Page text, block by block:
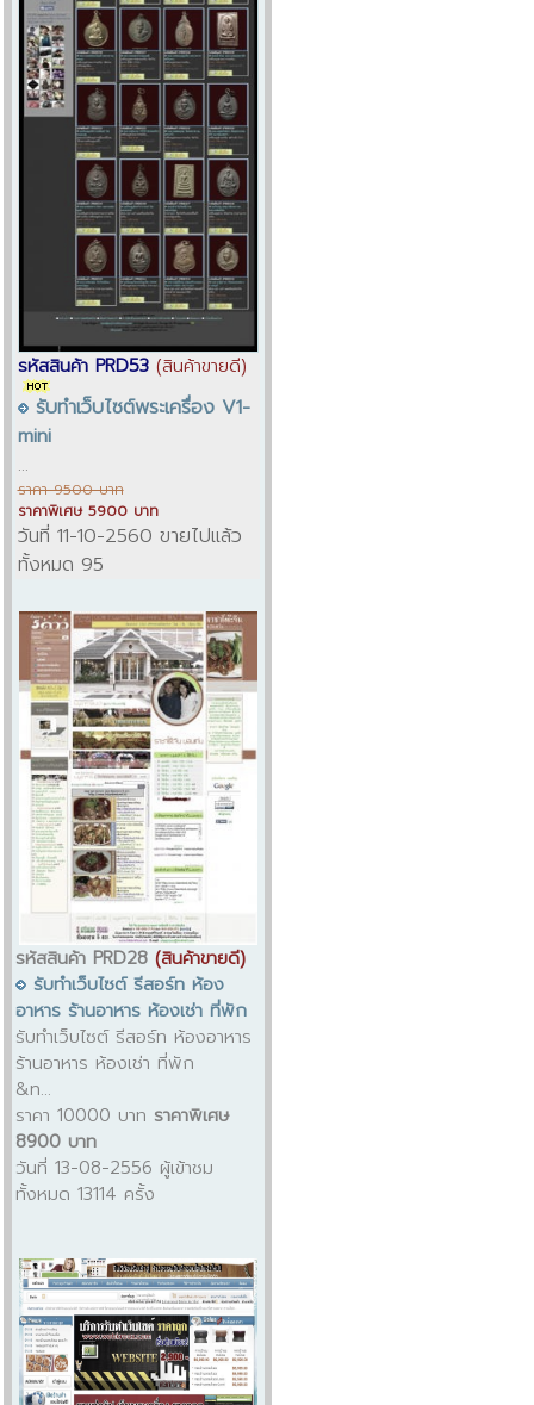
รหัสสินค้า PRD53 (สินค้าขายดี)
รับทำเว็บไซต์พระเครื่อง V1-
mini
...
ราคา 9500 บาท
ราคาพิเศษ 5900 บาท
วันที่ 11-10-2560 ขายไปแล้ว
ทั้งหมด 95
รหัสสินค้า PRD28 (สินค้าขายดี)
รับทำเว็บไซต์ รีสอร์ท ห้อง
อาหาร ร้านอาหาร ห้องเช่า ที่พัก
รับทำเว็บไซต์ รีสอร์ท ห้องอาหาร
ร้านอาหาร ห้องเช่า ที่พัก
&n...
ราคา 10000 บาท ราคาพิเศษ
8900 บาท
วันที่ 13-08-2556 ผู้เข้าชม
ทั้งหมด 13114 ครั้ง